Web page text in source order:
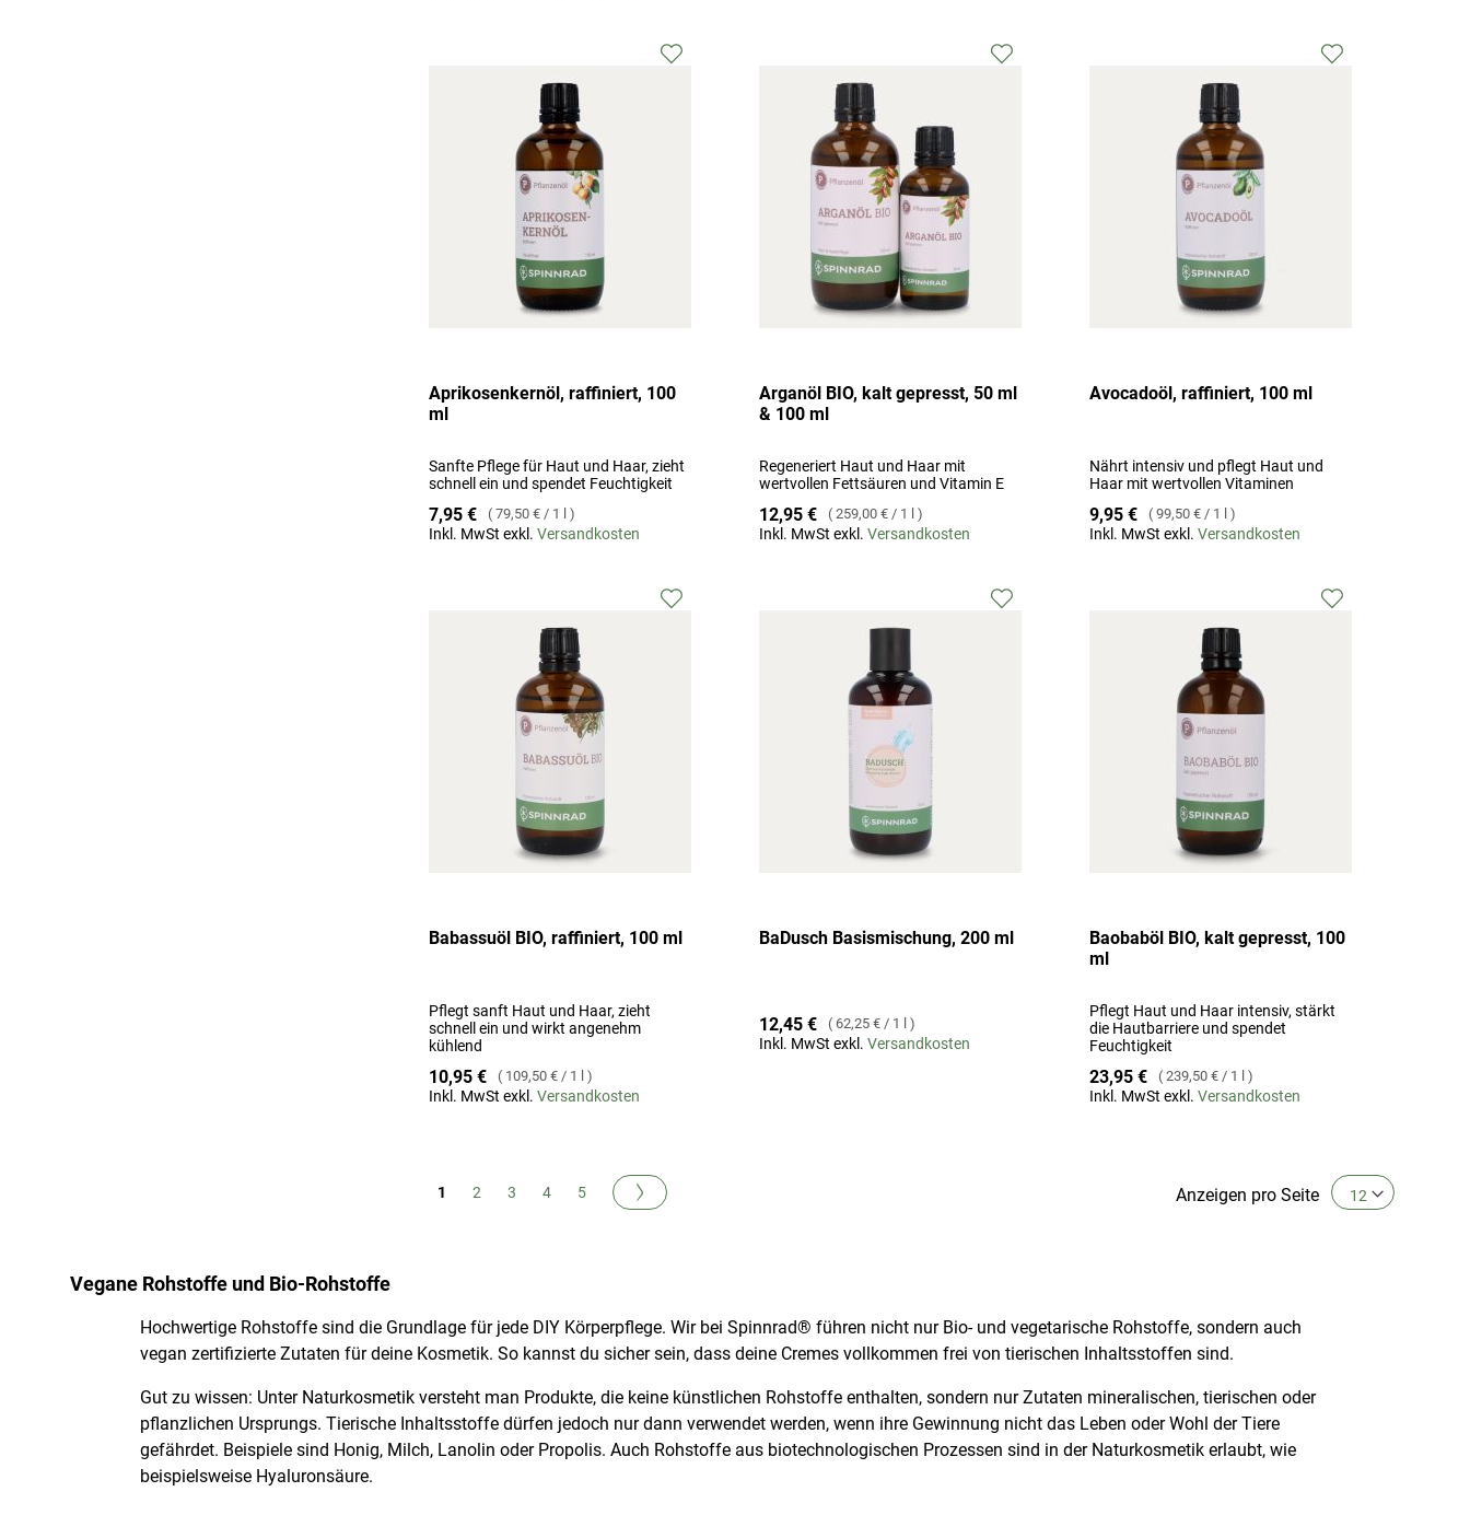
Aprikosenkernöl, raffiniert, 100
ml
Sanfte Pflege für Haut und Haar, zieht
schnell ein und spendet Feuchtigkeit
7,95 € 79,50 € / 1 l
Inkl. MwSt exkl.Versandkosten
Arganöl BIO, kalt gepresst, 50 ml
& 100 ml
Regeneriert Haut und Haar mit
wertvollen Fettsäuren und Vitamin E
12,95 € 259,00 € / 1 l
Inkl. MwSt exkl.Versandkosten
Avocadoöl, raffiniert, 100 ml
Nährt intensiv und pflegt Haut und
Haar mit wertvollen Vitaminen
9,95 € 99,50 €/ 1 l
Inkl. MwSt exkl. Versandkosten
Zur
Babassuöl BIO, raffiniert, 100 ml
Pflegt sanft Haut und Haar, zieht
schnell ein und wirkt angenehm
kühlend
10,95 € 109,50 € / 1 l
Inkl. MwSt exkl.Versandkosten
BaDusch Basismischung, 200 ml
12,45 € 62,25 € / 1 l
Inkl. MwSt exkl.Versandkosten
Baobaböl BIO, kalt gepresst, 100
ml
Pflegt Haut und Haar intensiv, stärkt
die Hautbarriere und spendet
Feuchtigkeit
23,95 € 239,50 €/ 1 l
Inkl. MwSt exkl. Versandkosten
Zur
Seite
Sie lesen gerade Seite
1 Seite
2 Seite
3 Seite
4 Seite
5 Seite
Weiter Anzeigen pro Seite
Vegane Rohstoffe und Bio-Rohstoffe
Hochwertige Rohstoffe sind die Grundlage für jede DIY Körperpflege. Wir bei Spinnrad® führen nicht nur Bio- und vegetarische Rohstoffe, sondern auch
vegan zertifizierte Zutaten für deine Kosmetik. So kannst du sicher sein, dass deine Cremes vollkommen frei von tierischen Inhaltsstoffen sind.
Gut zu wissen: Unter Naturkosmetik versteht man Produkte, die keine künstlichen Rohstoffe enthalten, sondern nur Zutaten mineralischen, tierischen oder
pflanzlichen Ursprungs. Tierische Inhaltsstoffe dürfen jedoch nur dann verwendet werden, wenn ihre Gewinnung nicht das Leben oder Wohl der Tiere
gefährdet. Beispiele sind Honig, Milch, Lanolin oder Propolis. Auch Rohstoffe aus biotechnologischen Prozessen sind in der Naturkosmetik erlaubt, wie
beispielsweise Hyaluronsäure.